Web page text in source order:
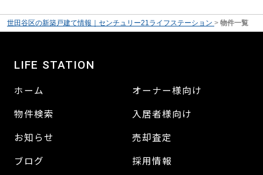
世田谷区の新築戸建て情報｜センチュリー21ライフステーション > 物件一覧
LIFE STATION
ホーム
物件検索
お知らせ
ブログ
オーナー様向け
入居者様向け
売却査定
採用情報